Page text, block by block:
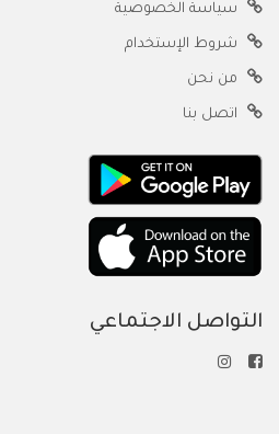
سياسة الخصوصية
شروط الإستخدام
من نحن
اتصل بنا
التواصل الاجتماعي